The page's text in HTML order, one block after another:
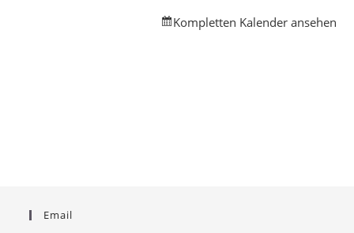
Kompletten Kalender ansehen
Email